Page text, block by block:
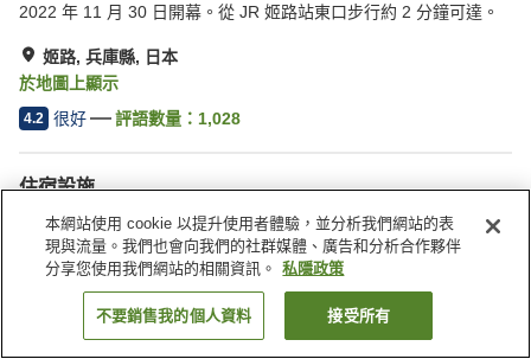
2022 年 11 月 30 日開幕。從 JR 姬路站東口步行約 2 分鐘可達。
姬路, 兵庫縣, 日本
於地圖上顯示
4.2 很好 評語數量： 1,028
住宿設施
停車場 送遞服務
找客房
本網站使用 cookie 以提升使用者體驗，並分析我們網站的表
現與流量。我們也會向我們的社群媒體、廣告和分析合作夥伴
分享您使用我們網站的相關資訊。
私隱政策
不要銷售我的個人資料 接受所有